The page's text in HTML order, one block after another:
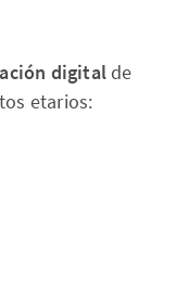
digitalde
etarios: